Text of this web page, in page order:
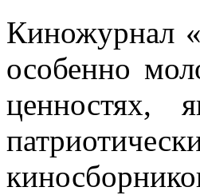
Киножурнал
особенно
ценностях,